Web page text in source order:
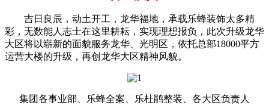
吉日良辰，动土开工，龙华福地，承载乐蜂装饰太多精
彩，无数能人志士在这里耕耘，实现理想报负，此次升级龙华
大区将以崭新的面貌服务龙华、光明区，依托总部18000平方
运营大楼的升级，再创龙华大区精神风貌。
集团各事业部、乐蜂全案、乐杜鹃整装、各大区负责人